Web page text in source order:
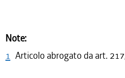
Note:
1 Articolo abrogato da art.